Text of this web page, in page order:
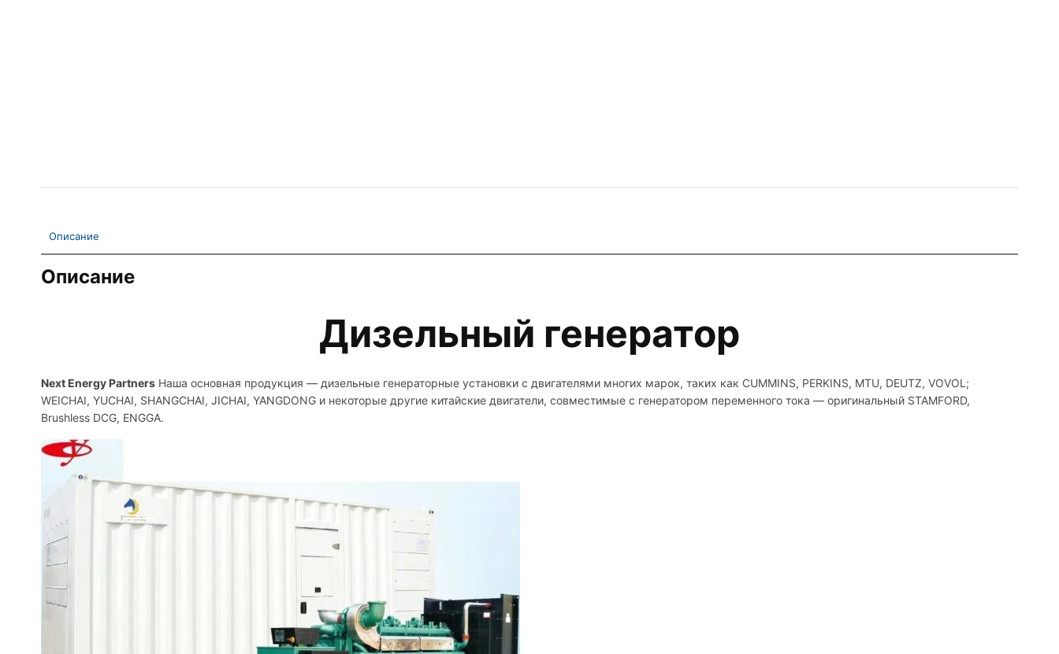
Описание
Описание
Дизельный генератор
Next Energy Partners Наша основная продукция — дизельные генераторные установки с двигателями многих марок, таких как CUMMINS, PERKINS, MTU, DEUTZ, VOVOL;
WEICHAI, YUCHAI, SHANGCHAI, JICHAI, YANGDONG и некоторые другие китайские двигатели, совместимые с генератором переменного тока — оригинальный STAMFORD,
Brushless DCG, ENGGA.